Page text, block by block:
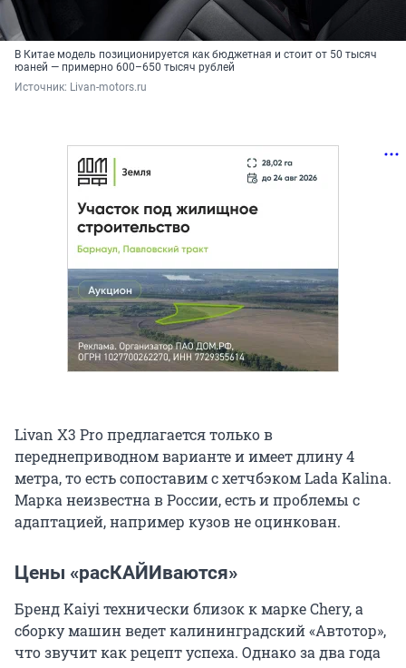
В Китае модель позиционируется как бюджетная и стоит от 50 тысяч
юаней — примерно 600–650 тысяч рублей
Источник: Livan-motors.ru
Livan X3 Pro предлагается только в
переднеприводном варианте и имеет длину 4
метра, то есть сопоставим с хетчбэком Lada Kalina.
Марка неизвестна в России, есть и проблемы с
адаптацией, например кузов не оцинкован.
Цены «расКАЙИваются»
Бренд Kaiyi технически близок к марке Chery, а
сборку машин ведет калининградский «Автотор»,
что звучит как рецепт успеха. Однако за два года